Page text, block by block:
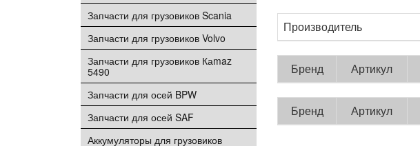
Запчасти для грузовиков Scania
Запчасти для грузовиков Volvo
Запчасти для грузовиков Каmaz
5490
Запчасти для осей BPW
Запчасти для осей SAF
Аккумуляторы для грузовиков
Производитель
Бренд Артикул
Бренд Артикул